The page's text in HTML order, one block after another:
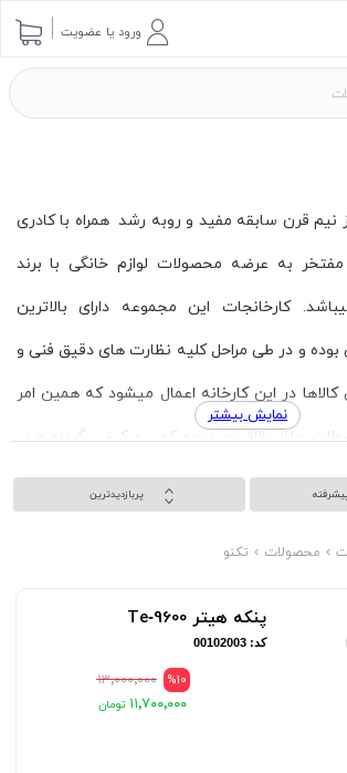
ورود یا عضویت
قرن سابقه مفید و روبه رشد همراه با کادری
به عرضه محصولات لوازم خانگی با برند
کارخانجات این مجموعه دارای بالاترین
بوده و در طی مراحل کلیه نظارت های دقیق فنی و
در این کارخانه اعمال میشود که همین امر
حائز بالاترین درجه کمی و کیفی گردند و در
روز ،بصورت خاص،مورد قبول مشتریان واقع گردند.
نمایش بیشتر
پربازدیدترین
محصولات تکنو
پنکه هیتر Te‑9600
کد: 00102003
%10 ۱۳٬۰۰۰٬۰۰۰
۱۱٬۷۰۰٬۰۰۰